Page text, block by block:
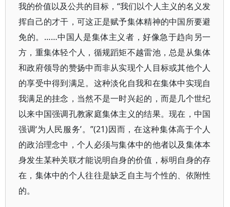
我的价值以及公共的目标，“我们以个人主义的名义发
挥自己的才干，可这正是赋予集体精神的中国所要避
免的。……中国人是集体主义者，好像急于趋向另一
方，重集体轻个人，循规蹈矩不越雷池，总是从集体
和政府领导的赞扬中而非从实现个人目标或其他个人
的享受中得到满足。这种淡化自我和在集体中实现自
我满足的挂念，当然不是一时兴起的，而是几个世纪
以来中国强调孔教家庭集体主义的结果。现在，中国
强调‘为人民服务’。”(21)因而，在这种集体高于个人
的政治理念中，个人必须与集体中的他者以及集体本
身发生某种关联才能说明自身的价值，标明自身的存
在，集体中的个人往往是缺乏自主与个性的、依附性
的。